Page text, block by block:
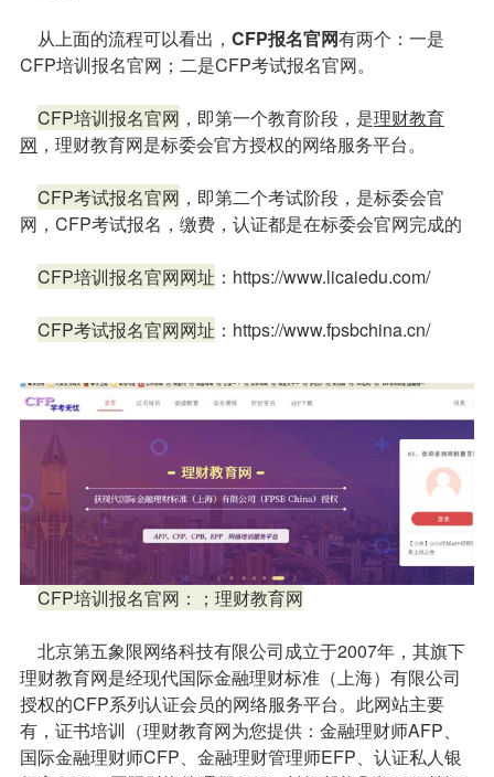
从上面的流程可以看出， CFP报名官网有两个：一是
CFP培训报名官网；二是CFP考试报名官网。
CFP培训报名官网 ，即第一个教育阶段，是理财教育
网 ，理财教育网是标委会官方授权的网络服务平台。
CFP考试报名官网 ，即第二个考试阶段，是标委会官
网，CFP考试报名，缴费，认证都是在标委会官网完成的
CFP培训报名官网网址 ：https://www.licaiedu.com/
CFP考试报名官网网址 ：https://www.fpsbchina.cn/
CFP培训报名官网：；理财教育网
北京第五象限网络科技有限公司成立于2007年，其旗下
理财教育网是经现代国际金融理财标准（上海）有限公司
授权的CFP系列认证会员的网络服务平台。此网站主要
有，证书培训（理财教育网为您提供：金融理财师AFP、
国际金融理财师CFP、金融理财管理师EFP、认证私人银